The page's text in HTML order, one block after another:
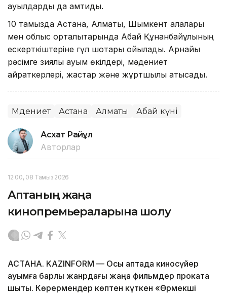
ауылдарды да қамтиды.
10 тамызда Астана, Алматы, Шымкент қалалары
мен облыс орталықтарында Абай Құнанбайұлының
ескерткіштеріне гүл шоқтары қойылады. Арнайы
рәсімге зиялы қауым өкілдері, мәдениет
қайраткерлері, жастар және жұртшылық қатысады.
Мәдениет Астана Алматы Абай күні
Асхат Райқұл
Авторлар
12:00, 08 Тамыз 2026
Аптаның жаңа
кинопремьераларына шолу
АСТАНА. KAZINFORM — Осы аптада киносүйер
қауымға барлық жанрдағы жаңа фильмдер прокатқа
шықты. Көрермендер көптен күткен «Өрмекші